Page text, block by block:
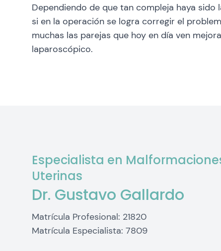
Dependiendo de que tan compleja haya
si en la operación se logra corregir el
muchas las parejas que hoy en día ven
laparoscópico.
Especialista en
Uterinas
Dr. Gustavo Gallardo
Matrícula Profesional: 21820
Matrícula Especialista: 7809